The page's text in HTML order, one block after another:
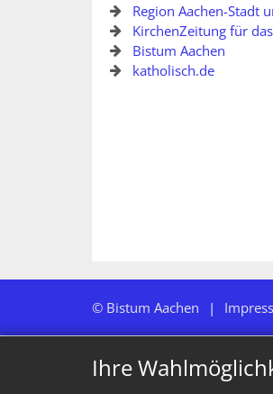
Ihre
Region Aachen-Stadt
KirchenZeitung für
Bistum Aachen
katholisch.de
© Bistum Aachen